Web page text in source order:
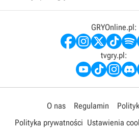
GRYOnline.pl:
tvgry.pl:
O nas Regulamin
Polityka prywatności Ustawienia